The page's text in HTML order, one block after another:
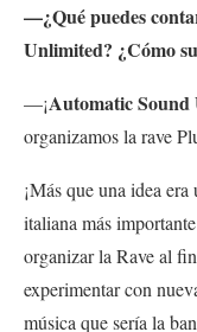
—¿Qué puedes
Unlimited? ¿Cómo
—¡Automatic
organizamos la rave
¡Más que una idea
italiana más
organizar la Rave al
experimentar con
música que sería la